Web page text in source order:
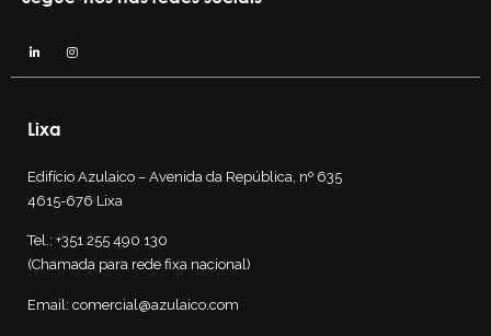
Lixa
Edifício Azulaico – Avenida da República, nº 635
4615-676 Lixa
Tel.: +351 255 490 130
(Chamada para rede fixa nacional)
Email: comercial@azulaico.com